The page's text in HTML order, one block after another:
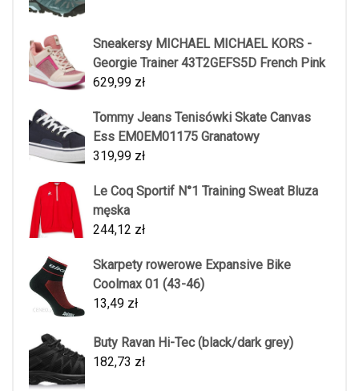
Sneakersy MICHAEL MICHAEL KORS -
Georgie Trainer 43T2GEFS5D French Pink
629,99 zł
Tommy Jeans Tenisówki Skate Canvas
Ess EM0EM01175 Granatowy
319,99 zł
Le Coq Sportif N°1 Training Sweat Bluza
męska
244,12 zł
Skarpety rowerowe Expansive Bike
Coolmax 01 (43-46)
13,49 zł
Buty Ravan Hi-Tec (black/dark grey)
182,73 zł